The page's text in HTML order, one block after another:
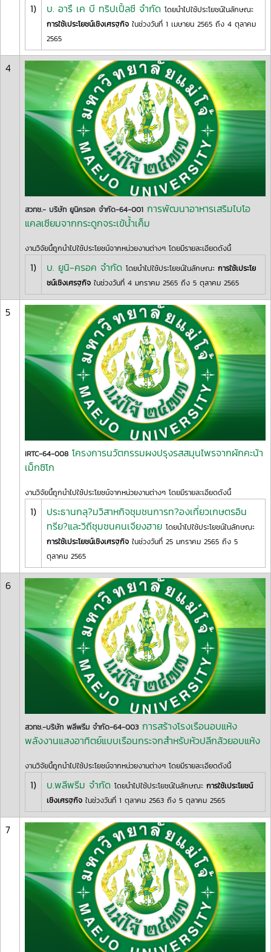
1) บ. อารื เค บี ทริปเปิ้ลซี จำกัด โดยนำไปใช้ประโยชน์ในลักษณะ
การใช้เประโยชน์เชิงเศรฐกิจ ในช่วงวันที่ 1 เมษายน 2565 ถึง 4 ตุลาคม
2565
4
สวทช.- บริษัท ยูนิครอค จำกัด-64-001 การพัฒนาอาหารเสริมไบโอ
แคลเซียมจากกระดูกจระเข้น้ำเค็ม
งานวิจัยนี้ถูกนำไปใช้ประโยชน์จากหน่วยงานต่างๆ โดยมีรายละเอียดดังนี้
1) บ. ยูนิ-ครอค จำกัด โดยนำไปใช้ประโยชน์ในลักษณะ การใช้เประโย
ชน์เชิงเศรฐกิจ ในช่วงวันที่ 4 มกราคม 2565 ถึง 5 ตุลาคม 2565
5
IRTC-64-008 โครงการนวัตกรรมผงปรุงรสสมุนไพรจากผักคะน้า
เม็กซิโก
งานวิจัยนี้ถูกนำไปใช้ประโยชน์จากหน่วยงานต่างๆ โดยมีรายละเอียดดังนี้
1)
ประธานกลุ?มวิสาหกิจชุมชนการท?องเที่ยวเกษตรอิน
ทรีย?และวิถีชุมชนคนเจียงฮาย โดยนำไปใช้ประโยชน์ในลักษณะ
การใช้เประโยชน์เชิงเศรฐกิจ ในช่วงวันที่ 25 มกราคม 2565 ถึง 5
ตุลาคม 2565
6
สวทช.-บริษัท พลีพรีม จำกัด-64-003 การสร้างโรงเรือนอบแห้ง
พลังงานแสงอาทิตย์แบบเรือนกระจกสำหรับหัวปลีกล้วยอบแห้ง
งานวิจัยนี้ถูกนำไปใช้ประโยชน์จากหน่วยงานต่างๆ โดยมีรายละเอียดดังนี้
1) บ.พลีพรีม จำกัด โดยนำไปใช้ประโยชน์ในลักษณะ การใช้เประโยชน์
เชิงเศรฐกิจ ในช่วงวันที่ 1 ตุลาคม 2563 ถึง 5 ตุลาคม 2565
7